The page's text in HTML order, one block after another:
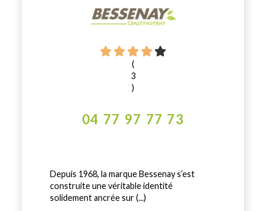
(
3
)
04 77 97 77 73
Depuis 1968, la marque Bessenay s’est
construite une véritable identité
solidement ancrée sur (...)